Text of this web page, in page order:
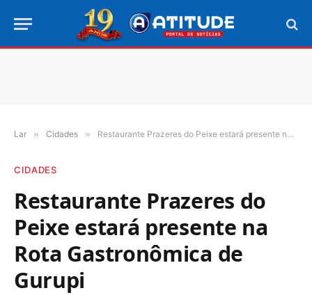
Lar » Cidades » Restaurante Prazeres do Peixe estará presente na Rota Gastronômica de Gurupi
CIDADES
Restaurante Prazeres do
Peixe estará presente na
Rota Gastronômica de
Gurupi